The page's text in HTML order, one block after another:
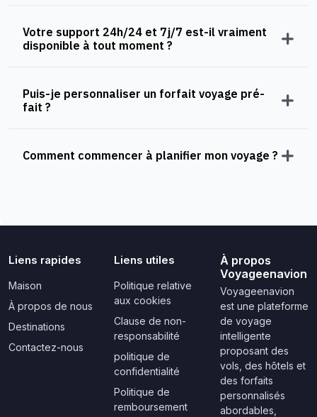
Votre support 24h/24 et 7j/7 est-il vraiment
disponible à tout moment ?
Puis-je personnaliser un forfait voyage pré-
fait ?
Comment commencer à planifier mon voyage ?
Liens rapides
Maison
À propos de nous
Destinations
Contactez-nous
Liens utiles
Politique relative
aux cookies
Clause de non-
responsabilité
politique de
confidentialité
Politique de
remboursement
À propos
Voyageenavion
Voyageenavion
est une plateforme
de voyage
intelligente
proposant des
vols, des hôtels et
des forfaits
personnalisés
abordables,